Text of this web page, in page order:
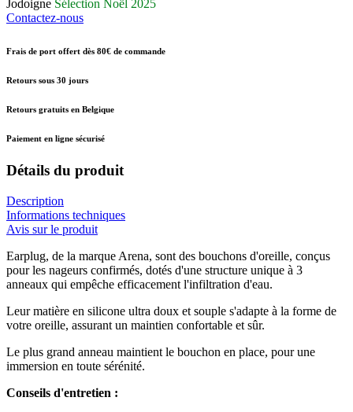
Jodoigne Sélection Noël 2025
Contactez-nous
Frais de port offert dès 80€ de commande
Retours sous 30 jours
Retours gratuits en Belgique
Paiement en ligne sécurisé
Détails du produit
Description
Informations techniques
Avis sur le produit
Earplug, de la marque Arena, sont des bouchons d'oreille, conçus
pour les nageurs confirmés, dotés d'une structure unique à 3
anneaux qui empêche efficacement l'infiltration d'eau.
Leur matière en silicone ultra doux et souple s'adapte à la forme de
votre oreille, assurant un maintien confortable et sûr.
Le plus grand anneau maintient le bouchon en place, pour une
immersion en toute sérénité.
Conseils d'entretien :